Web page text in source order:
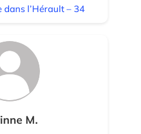
dans l’Hérault – 34
M.